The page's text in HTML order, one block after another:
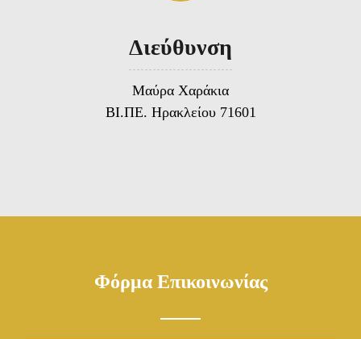
Διεύθυνση
Μαύρα Χαράκια
ΒΙ.ΠΕ. Ηρακλείου 71601
Φόρμα Επικοινωνίας